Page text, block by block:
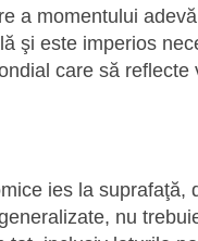
a momentului
şi este imperios
care să
ies la suprafaţă,
nu